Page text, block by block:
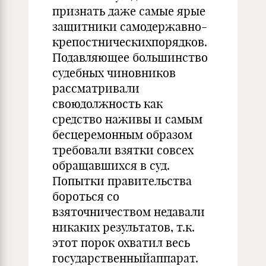
признать даже самые ярые
защитники самодержавно-
крепостническихпорядков.
Подавляющее большинство
судебных чиновников
рассматривали
своюдолжность как
средство наживы и самым
бесцеремонным образом
требовали взятки совсех
обращавшихся в суд.
Попытки правительства
бороться со
взяточничеством недавали
никаких результатов, т.к.
этот порок охватил весь
государственныйаппарат.